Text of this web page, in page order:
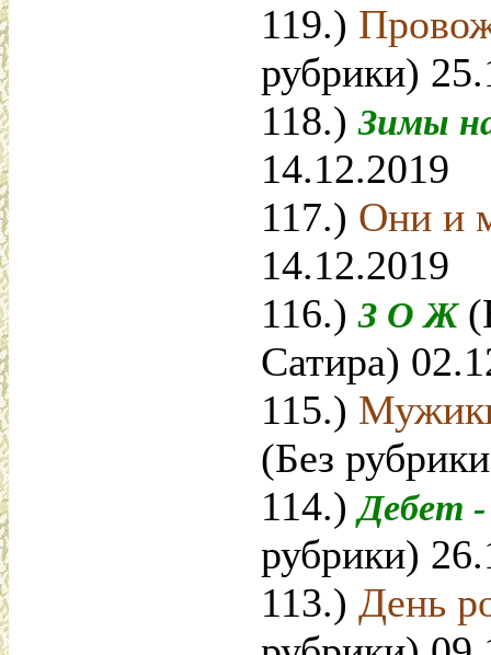
119.)
рубрики)
118.)Зимы
14.12.2019
117.) Они и
14.12.2019
116.)З О Ж
Сатира)
115.)
(Без
114.)Дебет
рубрики)
113.) День